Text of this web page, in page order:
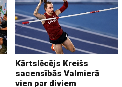
Kārtslēcējs Kreišs
sacensībās Valmierā
vien par diviem